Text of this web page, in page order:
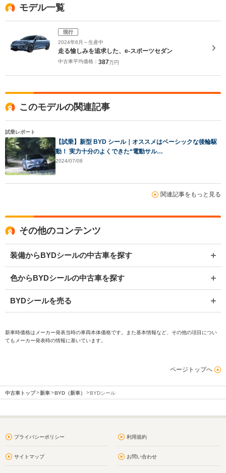
モデル一覧
現行
2024年6月～生産中
走る愉しみを追求した、e-スポーツセダン
中古車平均価格： 387万円
このモデルの関連記事
試乗レポート
【試乗】新型 BYD シール｜オススメはベーシックな後輪駆
動！ 実力十分のよくできた“電動サル…
2024/07/08
関連記事をもっと見る
その他のコンテンツ
装備からBYDシールの中古車を探す
色からBYDシールの中古車を探す
BYDシールを売る
新車時価格はメーカー発表当時の車両本体価格です。また基本情報など、その他の項目につい
てもメーカー発表時の情報に基いています。
ページトップへ
中古車トップ 新車 BYD（新車） BYDシール
プライバシーポリシー 利用規約
サイトマップ お問い合わせ